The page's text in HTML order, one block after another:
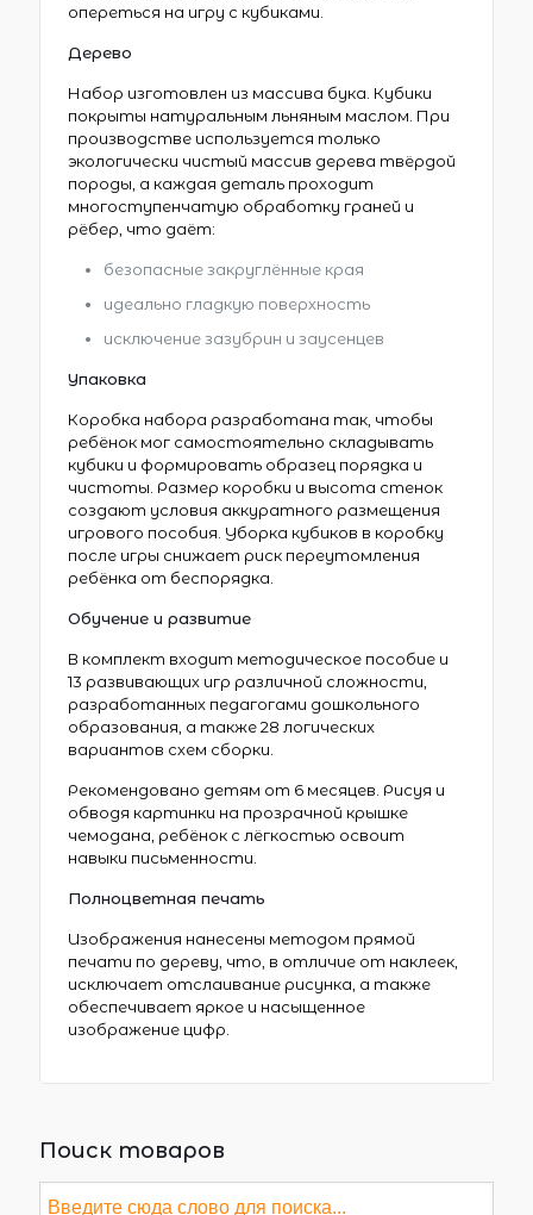
опереться на игру с кубиками.
Дерево
Набор изготовлен из массива бука. Кубики
покрыты натуральным льняным маслом. При
производстве используется только
экологически чистый массив дерева твёрдой
породы, а каждая деталь проходит
многоступенчатую обработку граней и
рёбер, что даёт:
безопасные закруглённые края
идеально гладкую поверхность
исключение зазубрин и заусенцев
Упаковка
Коробка набора разработана так, чтобы
ребёнок мог самостоятельно складывать
кубики и формировать образец порядка и
чистоты. Размер коробки и высота стенок
создают условия аккуратного размещения
игрового пособия. Уборка кубиков в коробку
после игры снижает риск переутомления
ребёнка от беспорядка.
Обучение и развитие
В комплект входит методическое пособие и
13 развивающих игр различной сложности,
разработанных педагогами дошкольного
образования, а также 28 логических
вариантов схем сборки.
Рекомендовано детям от 6 месяцев. Рисуя и
обводя картинки на прозрачной крышке
чемодана, ребёнок с лёгкостью освоит
навыки письменности.
Полноцветная печать
Изображения нанесены методом прямой
печати по дереву, что, в отличие от наклеек,
исключает отслаивание рисунка, а также
обеспечивает яркое и насыщенное
изображение цифр.
Поиск товаров